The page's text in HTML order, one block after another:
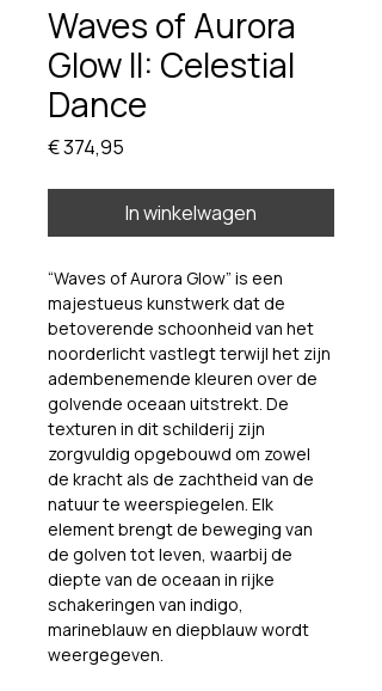
Waves of Aurora
Glow II: Celestial
Dance
€ 374,95
In winkelwagen
“Waves of Aurora Glow” is een
majestueus kunstwerk dat de
betoverende schoonheid van het
noorderlicht vastlegt terwijl het zijn
adembenemende kleuren over de
golvende oceaan uitstrekt. De
texturen in dit schilderij zijn
zorgvuldig opgebouwd om zowel
de kracht als de zachtheid van de
natuur te weerspiegelen. Elk
element brengt de beweging van
de golven tot leven, waarbij de
diepte van de oceaan in rijke
schakeringen van indigo,
marineblauw en diepblauw wordt
weergegeven.